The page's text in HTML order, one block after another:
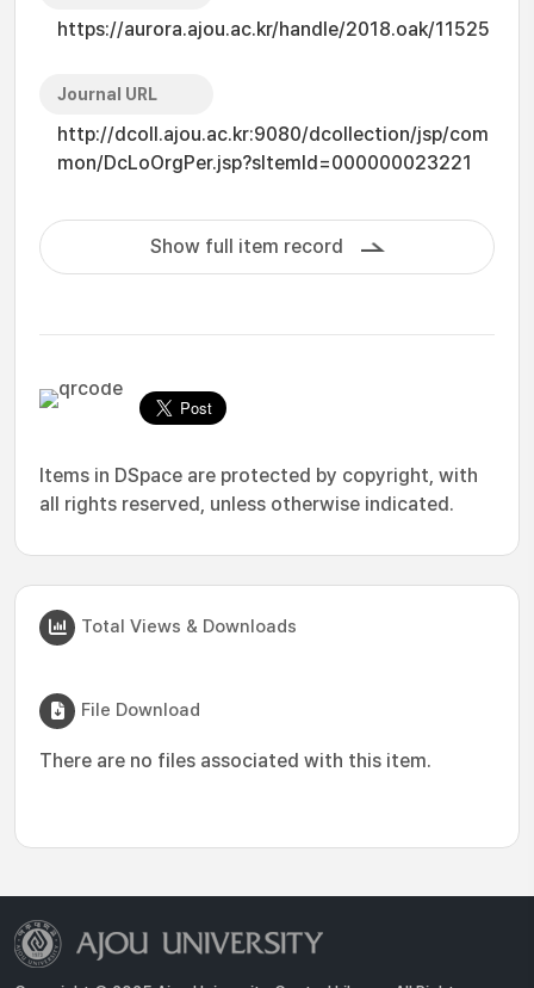
https://aurora.ajou.ac.kr/handle/2018.oak/11525
Journal URL
http://dcoll.ajou.ac.kr:9080/dcollection/jsp/com
mon/DcLoOrgPer.jsp?sItemId=000000023221
Show full item record
Items in DSpace are protected by copyright, with
all rights reserved, unless otherwise indicated.
Total Views & Downloads
File Download
There are no files associated with this item.